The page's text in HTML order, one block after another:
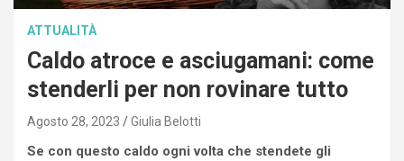
ATTUALITÀ
Caldo atroce e asciugamani: come
stenderli per non rovinare tutto
Agosto 28, 2023 Giulia Belotti
Se con questo caldo ogni volta che stendete gli